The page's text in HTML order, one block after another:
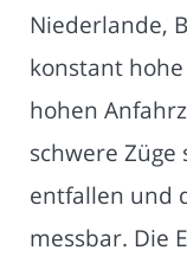
Niederlande,
konstant
hohen
schwere Züge
entfallen und
messbar. Die